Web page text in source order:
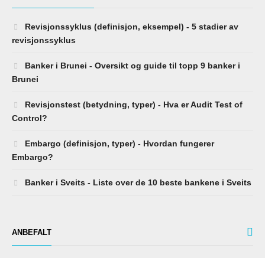
Revisjonssyklus (definisjon, eksempel) - 5 stadier av
revisjonssyklus
Banker i Brunei - Oversikt og guide til topp 9 banker i
Brunei
Revisjonstest (betydning, typer) - Hva er Audit Test of
Control?
Embargo (definisjon, typer) - Hvordan fungerer
Embargo?
Banker i Sveits - Liste over de 10 beste bankene i Sveits
ANBEFALT